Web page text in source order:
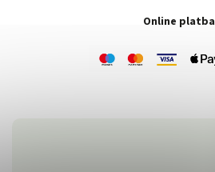
Online platba